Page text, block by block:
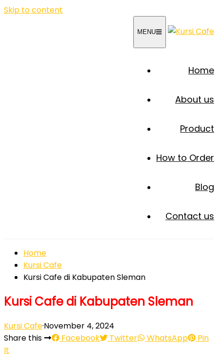
Skip to content
MENU
Home
About us
Product
How to Order
Blog
Contact us
Home
Kursi Cafe
Kursi Cafe di Kabupaten Sleman
Kursi Cafe di Kabupaten Sleman
Kursi Cafe·November 4, 2024
Share this
Facebook Twitter WhatsApp
Pin
It